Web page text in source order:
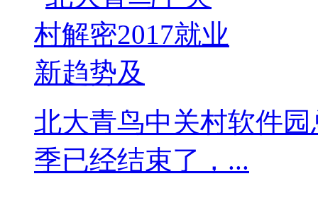
北大青鸟中关村软件
季已经结束了，...